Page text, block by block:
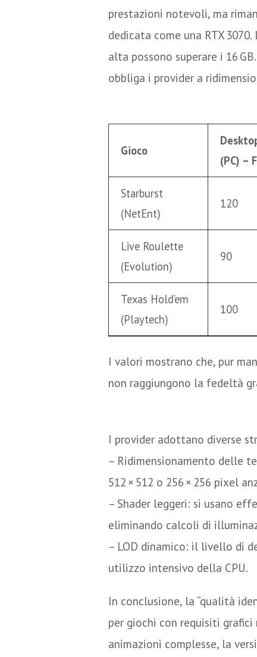
prestazioni notevoli, ma
dedicata come una RTX
alta possono superare i 16
obbliga i provider a
Gioco
(PC) –
Starburst
(NetEnt)
120
Live Roulette
(Evolution)
90
Texas Hold’em
(Playtech)
100
I valori mostrano che, pur
non raggiungono la fedeltà
I provider adottano diverse
– Ridimensionamento delle
512 × 512 o 256 × 256 pixel
– Shader leggeri: si usano
eliminando calcoli di
– LOD dinamico: il livello di
utilizzo intensivo della CPU.
In conclusione, la “qualità
per giochi con requisiti
animazioni complesse, la